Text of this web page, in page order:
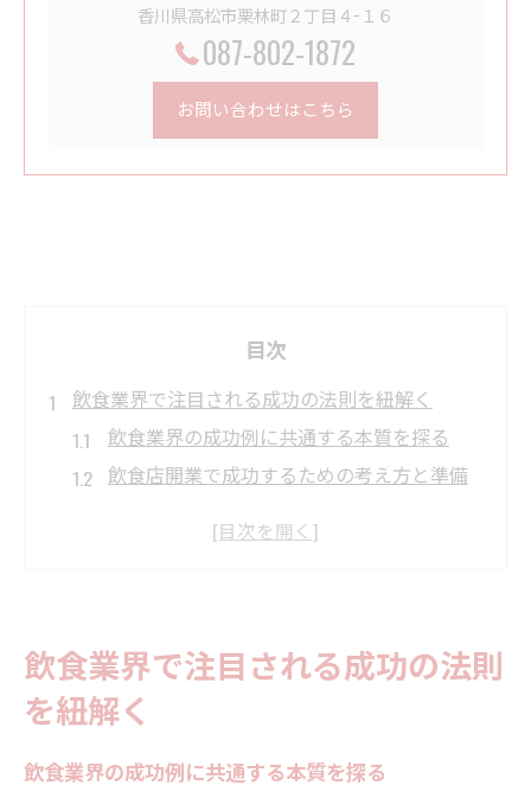
香川県高松市栗林町２丁目４−１６
087-802-1872
お問い合わせはこちら
目次
飲食業界で注目される成功の法則を紐解く
飲食業界の成功例に共通する本質を探る
飲食店開業で成功するための考え方と準備
飲食業界で生き残るための差別化戦略を解
説
売上貢献が期待できる飲食DX活用術まとめ
飲食店DX導入が売上を伸ばす理由と現実的
飲食業界で注目される成功の法則
を紐解く
飲食業界の成功例に共通する本質を探る